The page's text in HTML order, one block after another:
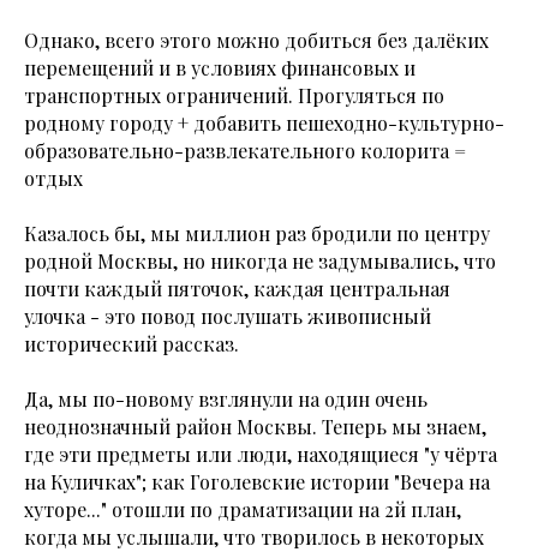
Однако, всего этого можно добиться без далёких
перемещений и в условиях финансовых и
транспортных ограничений. Прогуляться по
родному городу + добавить пешеходно-культурно-
образовательно-развлекательного колорита =
отдых
Казалось бы, мы миллион раз бродили по центру
родной Москвы, но никогда не задумывались, что
почти каждый пяточок, каждая центральная
улочка - это повод послушать живописный
исторический рассказ.
Да, мы по-новому взглянули на один очень
неоднозначный район Москвы. Теперь мы знаем,
где эти предметы или люди, находящиеся "у чёрта
на Куличках"; как Гоголевские истории "Вечера на
хуторе..." отошли по драматизации на 2й план,
когда мы услышали, что творилось в некоторых